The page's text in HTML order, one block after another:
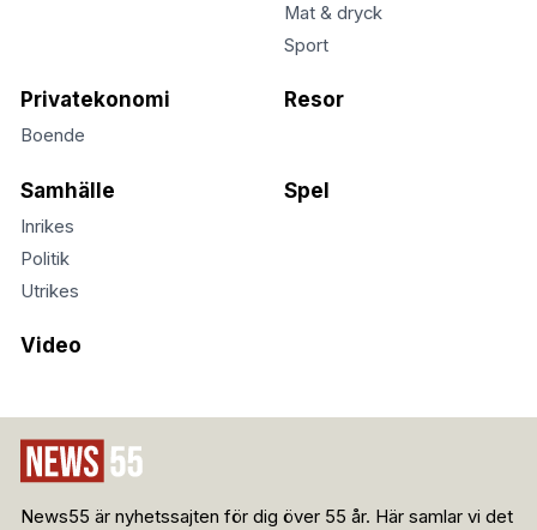
Mat & dryck
Sport
Privatekonomi
Boende
Resor
Samhälle
Inrikes
Politik
Utrikes
Spel
Video
News55 är nyhetssajten för dig över 55 år. Här samlar vi det